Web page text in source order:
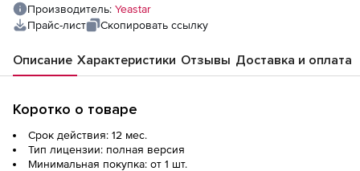
Производитель: Yeastar
Прайс-лист
Скопировать ссылку
Описание Характеристики Отзывы Доставка и оплата
Коротко о товаре
Срок действия: 12 мес.
Тип лицензии: полная версия
Минимальная покупка: от 1 шт.